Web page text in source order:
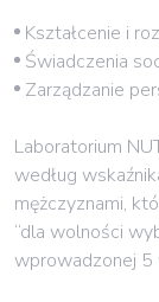
Kształcenie i
Świadczenia
Zarządzanie
Laboratorium
według
mężczyznami,
“dla wolności
wprowadzonej 5